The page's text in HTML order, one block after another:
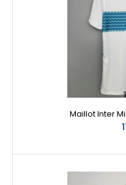
Maillot Inter